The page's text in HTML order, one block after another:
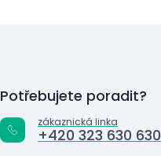
Potřebujete poradit?
zákaznická linka
+420 323 630 630